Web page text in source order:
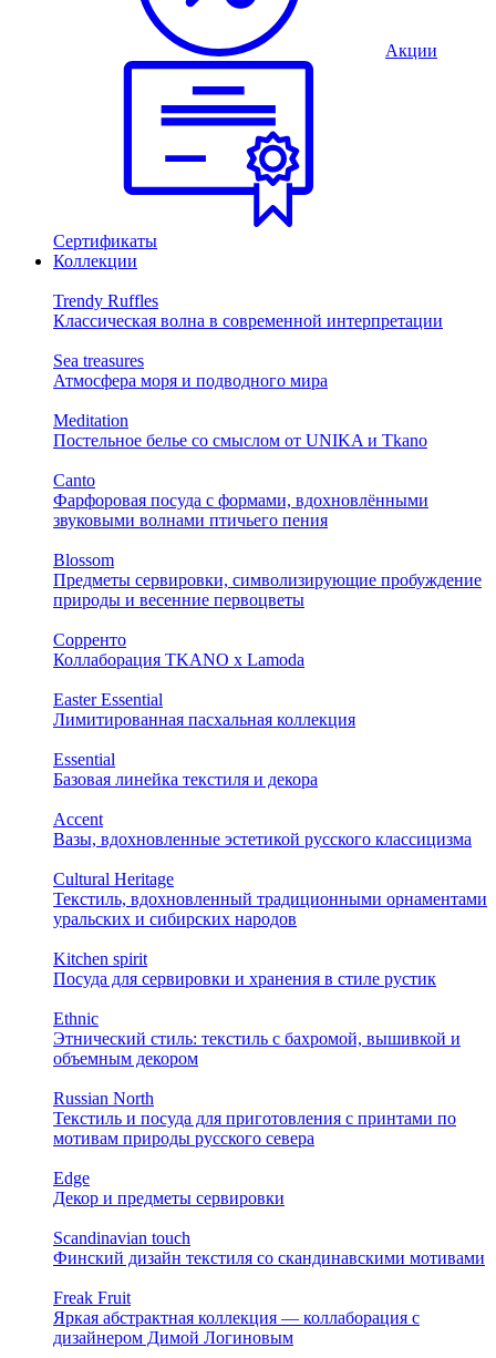
Акции
Сертификаты
Коллекции
Trendy Ruffles
Классическая волна в современной интерпретации
Sea treasures
Атмосфера моря и подводного мира
Meditation
Постельное белье со смыслом от UNIKA и Tkano
Canto
Фарфоровая посуда с формами, вдохновлёнными
звуковыми волнами птичьего пения
Blossom
Предметы сервировки, символизирующие пробуждение
природы и весенние первоцветы
Сорренто
Коллаборация TKANO х Lamoda
Easter Essential
Лимитированная пасхальная коллекция
Essential
Базовая линейка текстиля и декора
Accent
Вазы, вдохновленные эстетикой русского классицизма
Cultural Heritage
Текстиль, вдохновленный традиционными орнаментами
уральских и сибирских народов
Kitchen spirit
Посуда для сервировки и хранения в стиле рустик
Ethnic
Этнический стиль: текстиль с бахромой, вышивкой и
объемным декором
Russian North
Текстиль и посуда для приготовления с принтами по
мотивам природы русского севера
Edge
Декор и предметы сервировки
Scandinavian touch
Финский дизайн текстиля со скандинавскими мотивами
Freak Fruit
Яркая абстрактная коллекция — коллаборация с
дизайнером Димой Логиновым